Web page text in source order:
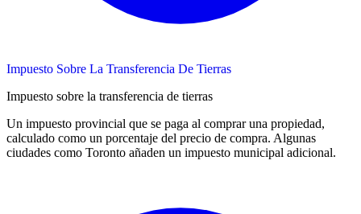
Impuesto Sobre La Transferencia De Tierras
Impuesto sobre la transferencia de tierras
Un impuesto provincial que se paga al comprar una propiedad,
calculado como un porcentaje del precio de compra. Algunas
ciudades como Toronto añaden un impuesto municipal adicional.